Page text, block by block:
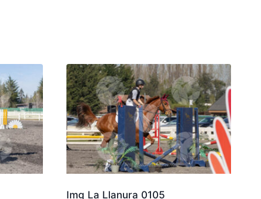
Img La Llanura 0105